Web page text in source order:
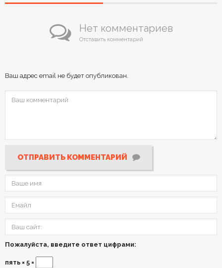
Нет комментариев
Отставить комментарий
Ваш адрес email не будет опубликован.
ОТПРАВИТЬ КОММЕНТАРИЙ
Пожалуйста, введите ответ цифрами:
пять × 5 =